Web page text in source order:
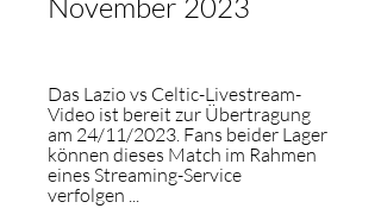
November 2023
Das Lazio vs Celtic-Livestream-
Video ist bereit zur Übertragung
am 24/11/2023. Fans beider Lager
können dieses Match im Rahmen
eines Streaming-Service
verfolgen ...